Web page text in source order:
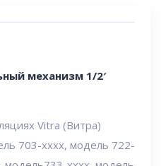
механизм 1/2′
Vitra (Витра)
703-хххх, модель 722-